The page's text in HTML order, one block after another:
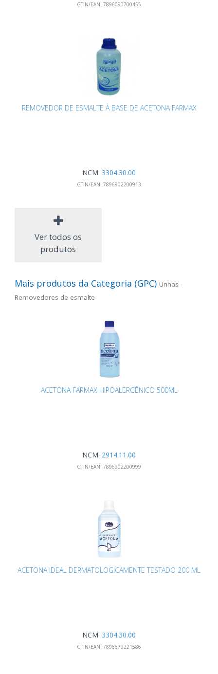
GTIN/EAN: 7896090700455
REMOVEDOR DE ESMALTE À BASE DE ACETONA FARMAX
NCM: 3304.30.00
GTIN/EAN: 7896902200913
Ver todos os
produtos
Mais produtos da Categoria (GPC) Unhas -
Removedores de esmalte
ACETONA FARMAX HIPOALERGÊNICO 500ML
NCM: 2914.11.00
GTIN/EAN: 7896902200999
ACETONA IDEAL DERMATOLOGICAMENTE TESTADO 200 ML
NCM: 3304.30.00
GTIN/EAN: 7896679221586